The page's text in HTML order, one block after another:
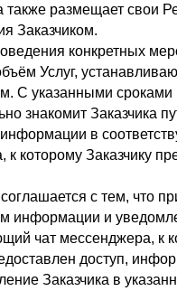
также размещает свои
Заказчиком.
конкретных
Услуг,
С указанными сроками
знакомит Заказчика
в
к которому Заказчику
соглашается с тем, что
информации и
чат мессенджера, к
доступ,
Заказчика в